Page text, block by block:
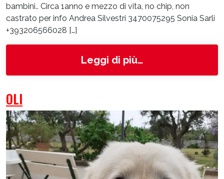
bambini.. Circa 1anno e mezzo di vita, no chip, non
castrato per info Andrea Silvestri 3470075295 Sonia Sarli
+393206566028 […]
Leggi di più…from 4527
OLI